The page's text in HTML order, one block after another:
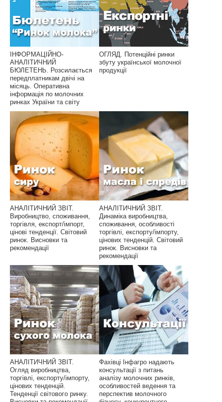
ІНФОРМАЦІЙНО-
АНАЛІТИЧНИЙ
БЮЛЕТЕНЬ. Розсилається
передплатникам двічі на
місяць. Оперативна
інформація по молочних
ринках України та світу
ОГЛЯД. Потенційні ринки
збуту української молочної
продукції
АНАЛІТИЧНИЙ ЗВІТ.
Виробництво, споживання,
торгівля, експорт/імпорт,
цінові тенденції. Світовий
ринок. Висновки та
рекомендації
АНАЛІТИЧНИЙ ЗВІТ.
Динаміка виробництва,
споживання, особливості
торгівлі, експорту/імпорту,
цінових тенденцій. Світовий
ринок. Висновки та
рекомендації
АНАЛІТИЧНИЙ ЗВІТ.
Огляд виробництва,
торгівлі, експорту/імпорту,
цінових тенденцій.
Тенденції світового ринку.
Фахівці Інфагро надають
консультації з питань
аналізу молочних ринків,
особливостей ведення та
перспектив молочного